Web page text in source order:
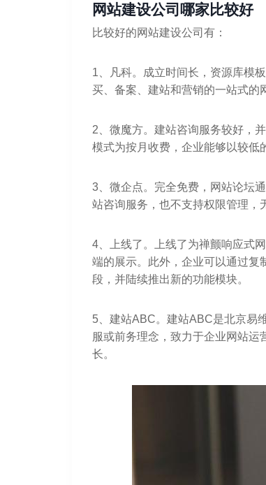
网站建设公司哪家比较好
比较好的网站建设公司有：
1、凡科。成立时间长，资源库模
买、备案、建站和营销的一站式的
2、微魔方。建站咨询服务较好，
模式为按月收费，企业能够以较低
3、微企点。完全免费，网站论坛
站咨询服务，也不支持权限管理，
4、上线了。上线了为禅颤响应式
端的展示。此外，企业可以通过复
段，并陆续推出新的功能模块。
5、建站ABC。建站ABC是北京易
服或前务理念，致力于企业网站
长。